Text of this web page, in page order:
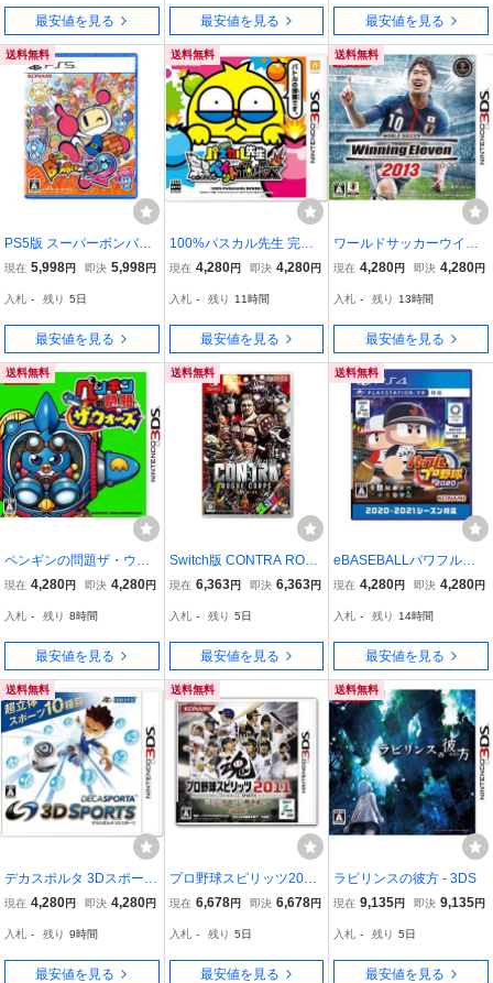
最安値を見る 最安値を見る 最安値を見る
送料無料
PS5版 スーパーボンバー
マン R ２
現在 5,998円 即決 5,998円
入札 - 残り 5日
最安値を見る
送料無料
100%パスカル先生 完璧
ペイントボンバーズ - 3D
現在 4,280円 即決 4,280円
入札 - 残り 11時間
最安値を見る
送料無料
ワールドサッカーウイニ
ングイレブン2013 - 3DS
現在 4,280円 即決 4,280円
入札 - 残り 13時間
最安値を見る
送料無料
ペンギンの問題ザ・ウォ
ーズ - 3DS
現在 4,280円 即決 4,280円
入札 - 残り 8時間
最安値を見る
送料無料
Switch版 CONTRA ROG
UE CORPS (魂斗羅 ロー
現在 6,363円 即決 6,363円
入札 - 残り 5日
最安値を見る
送料無料
eBASEBALLパワフルプ
ロ野球2020
現在 4,280円 即決 4,280円
入札 - 残り 14時間
最安値を見る
送料無料
デカスポルタ 3Dスポーツ
- 3DS
現在 4,280円 即決 4,280円
入札 - 残り 9時間
最安値を見る
送料無料
プロ野球スピリッツ2011
- 3DS
現在 6,678円 即決 6,678円
入札 - 残り 5日
最安値を見る
送料無料
ラビリンスの彼方 - 3DS
現在 9,135円 即決 9,135円
入札 - 残り 5日
最安値を見る